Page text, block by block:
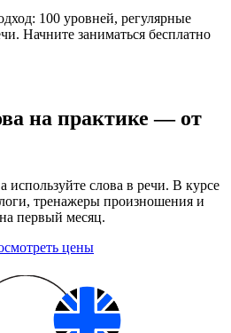
100 уровней, регулярные
Начните заниматься бесплатно
на практике — от
используйте слова в речи. В курсе
тренажеры произношения и
первый месяц.
цены